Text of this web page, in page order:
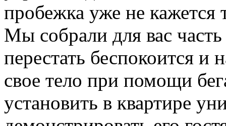
пробежка уже не кажется
Мы собрали для вас
перестать беспокоится и
свое тело при помощи
установить в квартире